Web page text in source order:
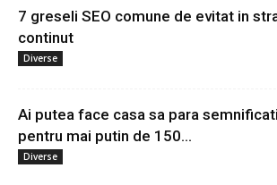
7 greseli SEO comune de evitat in
continut
Diverse
Ai putea face casa sa para
pentru mai putin de 150...
Diverse